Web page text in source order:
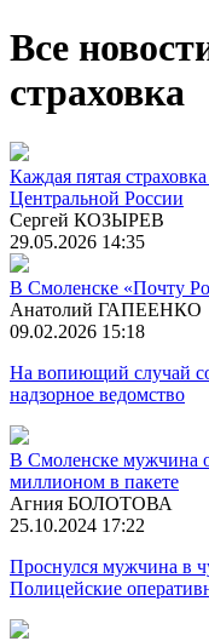
Все
страховка
Каждая пятая
Центральной России
Сергей КОЗЫРЕВ
29.05.2026 14:35
В Смоленске «Почту
Анатолий ГАПЕЕНКО
09.02.2026 15:18
На вопиющий случай
надзорное ведомство
В Смоленске мужчина
миллионом в пакете
Агния БОЛОТОВА
25.10.2024 17:22
Проснулся мужчина в
Полицейские